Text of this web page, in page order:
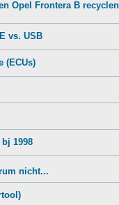
Opel Frontera B
vs. USB
(ECUs)
bj 1998
nicht...